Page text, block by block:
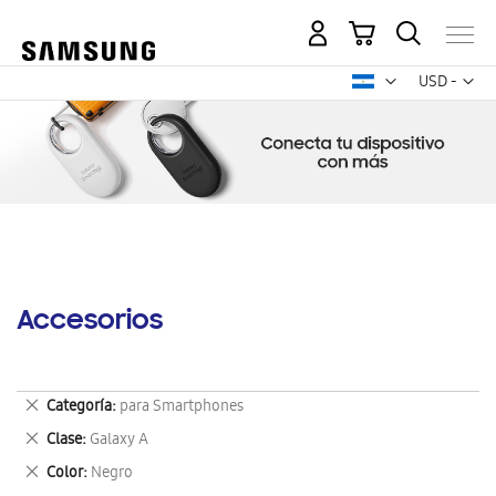
USD -
dólar
Mi carrito
Accesorios
Categoría para Smartphones
Eliminar
este
artículo
Clase Galaxy A
Eliminar
este
artículo
Color Negro
Eliminar